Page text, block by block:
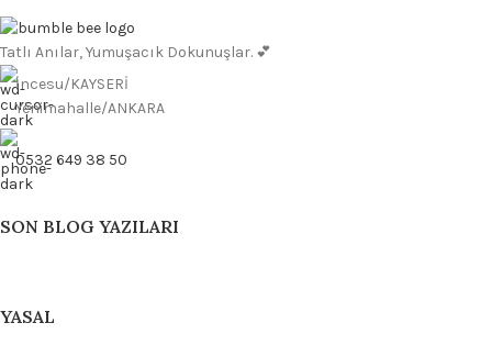
Tatlı Anılar, Yumuşacık Dokunuşlar. 💕
İncesu/KAYSERİ
Yenimahalle/ANKARA
0532 649 38 50
SON BLOG YAZILARI
YASAL